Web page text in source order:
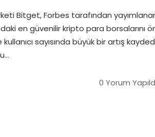
Bitget, Forbes tarafından yayımlanan
en güvenilir kripto para borsalarını
sayısında büyük bir artış
0 Yorum